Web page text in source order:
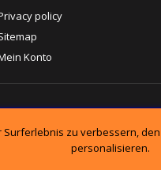
policy
Konto
zu verbessern,
personalisieren.